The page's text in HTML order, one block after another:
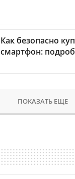
Как безопасно
смартфон:
ПОКАЗАТЬ ЕЩЕ